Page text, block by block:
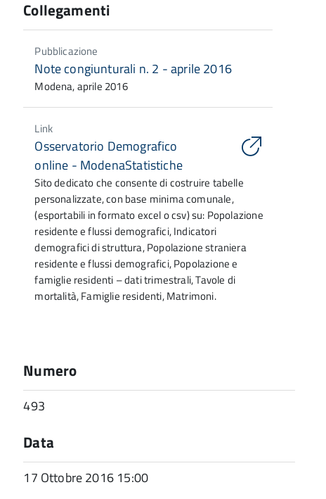
Collegamenti
Pubblicazione
Note congiunturali n. 2 - aprile 2016
Modena, aprile 2016
Link
Osservatorio Demografico
online - ModenaStatistiche
Sito dedicato che consente di costruire tabelle
personalizzate, con base minima comunale,
(esportabili in formato excel o csv) su: Popolazione
residente e flussi demografici, Indicatori
demografici di struttura, Popolazione straniera
residente e flussi demografici, Popolazione e
famiglie residenti – dati trimestrali, Tavole di
mortalità, Famiglie residenti, Matrimoni.
Numero
493
Data
17 Ottobre 2016 15:00